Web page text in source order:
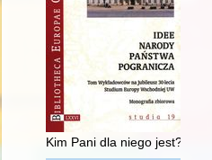
Kim Pani dla niego jest? :